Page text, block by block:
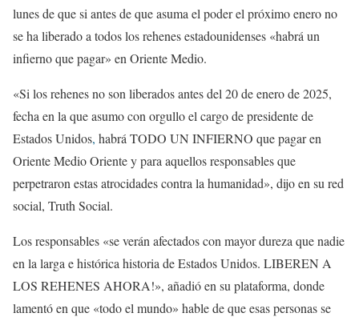
lunes de que si antes de que asuma el poder el próximo enero no
se ha liberado a todos los rehenes estadounidenses «habrá un
infierno que pagar» en Oriente Medio.
«Si los rehenes no son liberados antes del 20 de enero de 2025,
fecha en la que asumo con orgullo el cargo de presidente de
Estados Unidos, habrá TODO UN INFIERNO que pagar en
Oriente Medio Oriente y para aquellos responsables que
perpetraron estas atrocidades contra la humanidad», dijo en su red
social, Truth Social.
Los responsables «se verán afectados con mayor dureza que nadie
en la larga e histórica historia de Estados Unidos. LIBEREN A
LOS REHENES AHORA!», añadió en su plataforma, donde
lamentó en que «todo el mundo» hable de que esas personas se